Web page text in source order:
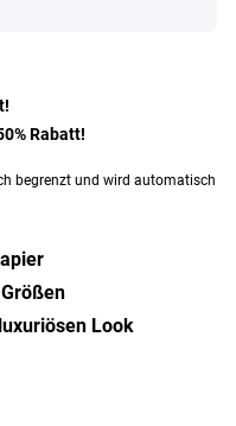
Rabatt!
begrenzt und wird automatisch
luxuriösen Look